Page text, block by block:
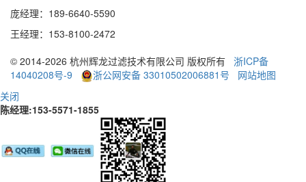
庞经理：189-6640-5590
王经理：153-8100-2472
© 2014-2026 杭州辉龙过滤技术有限公司 版权所有 浙ICP备
14040208号-9
浙公网安备 33010502006881号
网站地图
关闭
陈经理:153-5571-1855